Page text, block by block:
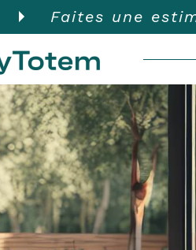
Faites une
BUDGET
annonces